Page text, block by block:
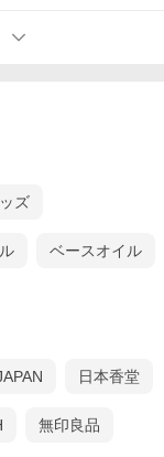
ズ
ベースオイル
日本香堂
無印良品